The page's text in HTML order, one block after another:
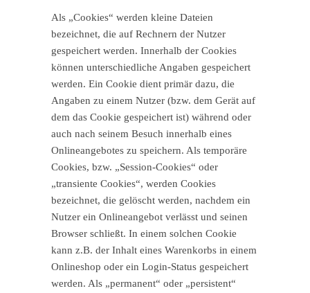
Als „Cookies“ werden kleine Dateien
bezeichnet, die auf Rechnern der Nutzer
gespeichert werden. Innerhalb der Cookies
können unterschiedliche Angaben gespeichert
werden. Ein Cookie dient primär dazu, die
Angaben zu einem Nutzer (bzw. dem Gerät auf
dem das Cookie gespeichert ist) während oder
auch nach seinem Besuch innerhalb eines
Onlineangebotes zu speichern. Als temporäre
Cookies, bzw. „Session-Cookies“ oder
„transiente Cookies“, werden Cookies
bezeichnet, die gelöscht werden, nachdem ein
Nutzer ein Onlineangebot verlässt und seinen
Browser schließt. In einem solchen Cookie
kann z.B. der Inhalt eines Warenkorbs in einem
Onlineshop oder ein Login-Status gespeichert
werden. Als „permanent“ oder „persistent“